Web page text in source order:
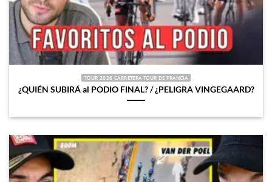
TOUR 2026 CARRETERA TOUR DE FRANCIA
¿QUIÉN SUBIRÁ al PODIO FINAL? / ¿PELIGRA VINGEGAARD?